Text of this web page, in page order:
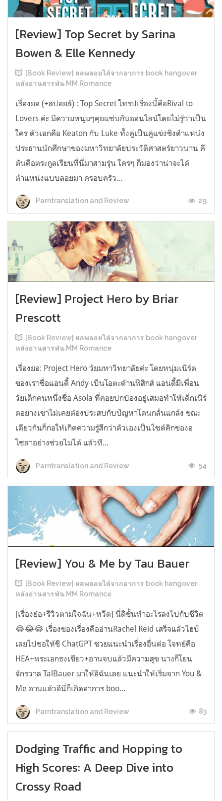
[Review] Top Secret by Sarina
Bowen & Elle Kennedy
[Book Review] ผลพลอยได้จากอาการ book hangover
หลังอ่านสารพัน MM Romance
เรื่องย่อ (+สปอยล์) : Top Secret โทรปเรื่องนี้คือRival to
Lovers ค่ะ มีความหนุ่มๆคุยแซ่บกันออนไลน์โดยไม่รู้ว่าเป็น
ใคร ตัวเอกคือ Keaton กับ Luke ทั้งคู่เป็นคู่แข่งชิงตำแหน่ง
ประธานนักศึกษาของมหาวิทยาลัยประวัติศาสตร์ยาวนาน คี
ตันคือตระกูลเรียนที่นี่มาสามรุ่น ใครๆ ก็มองว่าน่าจะได้
ตำแหน่งแบบลอยมา ครอบครัว...
Parntranslation and Review 29
[Review] Project Hero by Briar
Prescott
[Book Review] ผลพลอยได้จากอาการ book hangover
หลังอ่านสารพัน MM Romance
เรื่องย่อ: Project Hero วัยมหาวิทยาลัยค่ะ โดยหนุ่มเนิร์ด
ของเราชื่อแอนดี้ Andy เป็นโอตะด้านฟิสิกส์ แอนดี้มีเพื่อน
วัยเด็กคนหนึ่งชื่อ Asola ที่คอยปกป้องอยู่เสมอทำให้เด็กเนิร์
ดอย่างเขาไม่เคยต้องประสบกับปัญหาโดนกลั่นแกล้ง ขณะ
เดียวกันก็ก่อให้เกิดความรู้สึกว่าตัวเองเป็นไซด์คิกของอ
โซลาอย่างช่วยไม่ได้ แล้วที...
Parntranslation and Review 54
[Review] You & Me by Tau Bauer
[Book Review] ผลพลอยได้จากอาการ book hangover
หลังอ่านสารพัน MM Romance
[เรื่องย่อ+รีวิวตามใจฉัน+หวีด] นี่ดิชั้นทำอะไรลงไปกับชีวิต
😂😂😂 เรื่องของเรื่องคืออ่านRachel Reid เสร็จแล้วไฮป์
เลยไปขอให้ชี ChatGPT ช่วยแนะนำเรื่องอื่นต่อ โจทย์คือ
HEA+พระเอกธงเขียว+อ่านจบแล้วมีความสุข นางก็โยน
จักรวาล TalBauer มาให้อิฉันเลย แนะนำให้เริ่มจาก You &
Me อ่านแล้วอีนี่ก็เกิดอาการ boo...
Parntranslation and Review 83
Dodging Traffic and Hopping to
High Scores: A Deep Dive into
Crossy Road